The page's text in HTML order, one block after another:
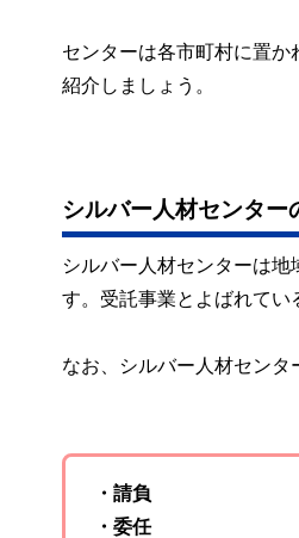
センターは各市町村に置
紹介しましょう。
シルバー人材センター
シルバー人材センターは
す。受託事業とよばれてい
なお、シルバー人材センタ
・請負
・委任